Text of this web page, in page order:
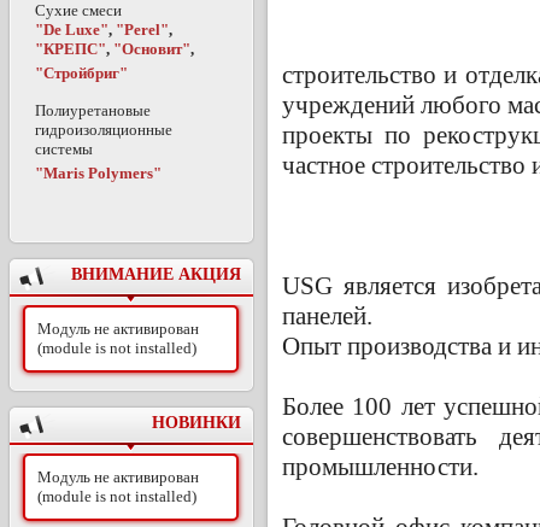
Сухие смеси
"De Luxe", "Perel",
"КРЕПС", "Основит",
"Стройбриг"
Полиуретановые
гидроизоляционные
системы
"Maris Polymers"
ВНИМАНИЕ АКЦИЯ
Модуль не активирован
(module is not installed)
НОВИНКИ
Модуль не активирован
(module is not installed)
строительство и
учреждений любого
проекты по
частное строительство
USG является
панелей.
Опыт производства и
Более 100 лет
совершенствовать
промышленности.